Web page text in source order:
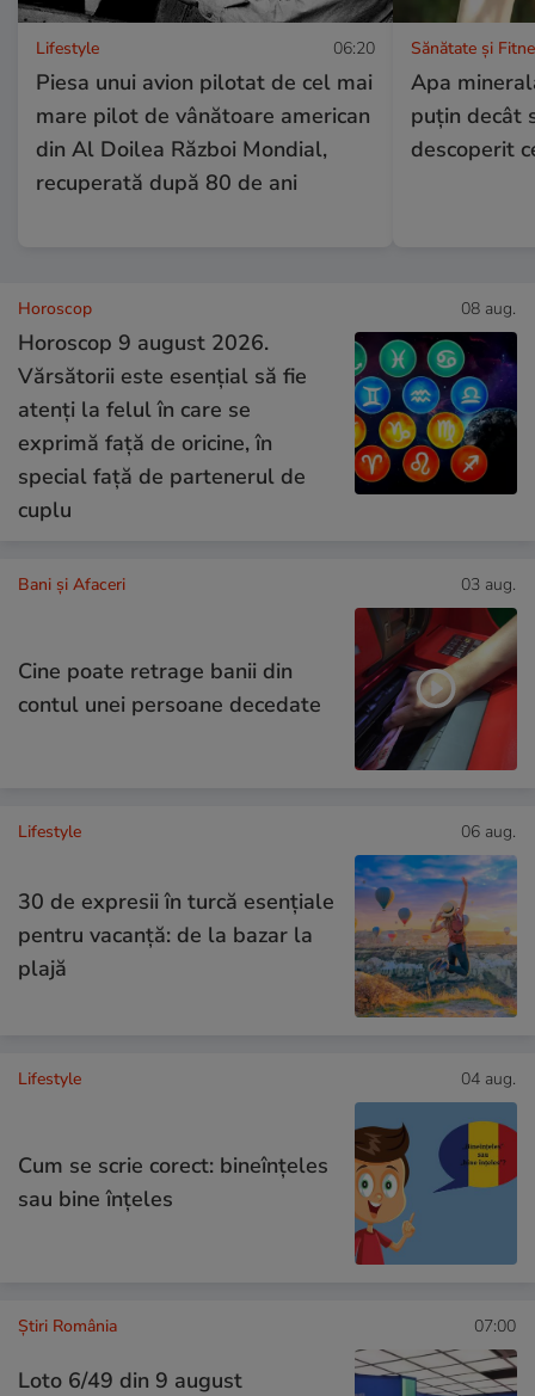
Lifestyle 06:20
Piesa unui avion pilotat de cel mai
mare pilot de vânătoare american
din Al Doilea Război Mondial,
recuperată după 80 de ani
Sănătate și
Apa
puțin decât
descoperit
Horoscop 08 aug.
Horoscop 9 august 2026.
Vărsătorii este esențial să fie
atenți la felul în care se
exprimă față de oricine, în
special față de partenerul de
cuplu
Bani și Afaceri 03 aug.
Cine poate retrage banii din
contul unei persoane decedate
Lifestyle 06 aug.
30 de expresii în turcă esențiale
pentru vacanță: de la bazar la
plajă
Lifestyle 04 aug.
Cum se scrie corect: bineînțeles
sau bine înțeles
Știri România 07:00
Loto 6/49 din 9 august